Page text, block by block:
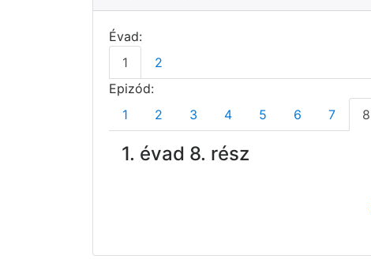
Évad:
1
2
Epizód:
1
2 3 4 5 6 7 8
1. évad 8. rész